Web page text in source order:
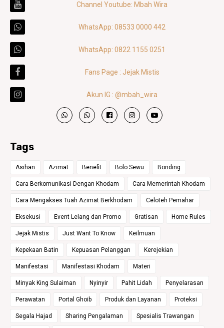
Channel Youtube: Mbah Wira
WhatsApp: 08533 0000 442
WhatsApp: 0822 1155 0251
Fans Page : Jejak Mistis
Akun IG : @mbah_wira
Tags
Asihan Azimat Benefit Bolo Sewu Bonding
Cara Berkomunikasi Dengan Khodam Cara Memerintah Khodam
Cara Mengakses Tuah Azimat Berkhodam Celoteh Pemahar
Eksekusi Event Lelang dan Promo Gratisan Home Rules
Jejak Mistis Just Want To Know Keilmuan
Kepekaan Batin Kepuasan Pelanggan Kerejekian
Manifestasi Manifestasi Khodam Materi
Minyak King Sulaiman Nyinyir Pahit Lidah Penyelarasan
Perawatan Portal Ghoib Produk dan Layanan Proteksi
Segala Hajad Sharing Pengalaman Spesialis Trawangan